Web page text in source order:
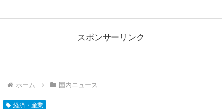
スポンサーリンク
ホーム 国内ニュース
経済・産業